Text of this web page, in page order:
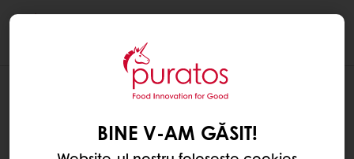
BINE V-AM GĂSIT!